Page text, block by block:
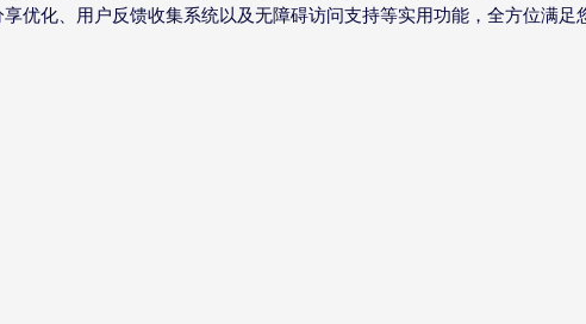
化、用户反馈收集系统以及无障碍访问支持等实用功能，全方位满足